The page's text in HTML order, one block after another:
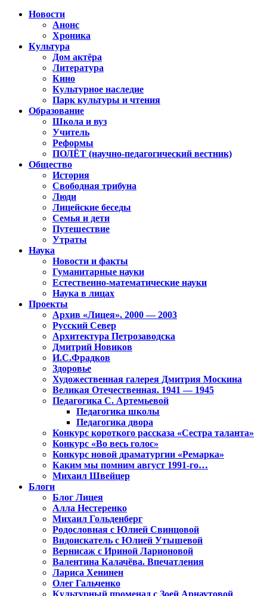
Новости
Анонс
Хроника
Культура
Дом актёра
Литература
Кино
Культурное наследие
Парк культуры и чтения
Образование
Школа и вуз
Учитель
Реформы
ПОЛЁТ (научно-педагогический вестник)
Общество
История
Свободная трибуна
Люди
Лицейские беседы
Семья и дети
Путешествие
Утраты
Наука
Новости и факты
Гуманитарные науки
Естественно-математические науки
Наука в лицах
Проекты
Архив «Лицея». 2000 — 2003
Русский Север
Архитектура Петрозаводска
Дмитрий Новиков
И.С.Фрадков
Здоровье
Художественная галерея Дмитрия Москина
Великая Отечественная. 1941 — 1945
Педагогика С. Артемьевой
Педагогика школы
Педагогика двора
Конкурс короткого рассказа «Сестра таланта»
Конкурс «Во весь голос»
Конкурс новой драматургии «Ремарка»
Каким мы помним август 1991-го…
Михаил Швейцер
Блоги
Блог Лицея
Алла Нестеренко
Михаил Гольденберг
Родословная с Юлией Свинцовой
Видоискатель с Юлией Утышевой
Вернисаж с Ириной Ларионовой
Валентина Калачёва. Впечатления
Лариса Хенинен
Олег Гальченко